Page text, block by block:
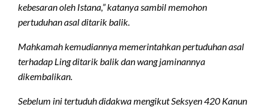
kebesaran oleh Istana,” katanya sambil memohon
pertuduhan asal ditarik balik.
Mahkamah kemudiannya memerintahkan pertuduhan asal
terhadap Ling ditarik balik dan wang jaminannya
dikembalikan.
Sebelum ini tertuduh didakwa mengikut Seksyen 420 Kanun